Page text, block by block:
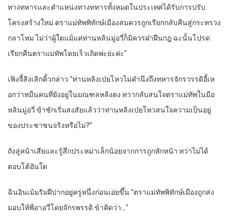
ทางทหารและตำแหน่งทางทหารทั้งหมดในประเทศได้รับการปรับ
โครงสร้างใหม่ ตราแม่ทัพพิทักษ์เมืองสมควรถูกเรียกกลับคืนสู่กระทรวง
กลาโหม ไม่ว่าผู้ใดแม้แต่ท่านหลินมู่อวี่ก็มิควรฝ่าฝืนกฎ ฉะนั้นโปรด
เรียกคืนตราแม่ทัพโดยเร็วเถิดพ่ะย่ะค่ะ”
เฟิงจี้สิงเลิกคิ้วกล่าว “ท่านหลิงเป่ยโหวไม่คำนึงถึงทหารจักรวรรดิอี้เห
อกว่าหมื่นคนที่ยังอยู่ในมณฑลหลิงตง ทว่ากลับสนใจตราแม่ทัพในมือ
หลินมู่อวี่ ข้าชักเริ่มสงสัยแล้วว่าท่านหลิงเป่ยโหวสนใจความเป็นอยู่
ของประชาชนจริงหรือไม่?”
ถังลู่หน้าเสียและรู้สึกประหม่าเล็กน้อยจากการถูกหักหน้า ทว่าไม่ได้
ตอบโต้อันใด
ฉินอินเม้มริมฝีปากอยู่ครู่หนึ่งก่อนเอ่ยขึ้น “ตราแม่ทัพพิทักษ์เมืองถูกส่ง
มอบให้พี่อาอวี่โดยจักรพรรดิ ข้าคิดว่า…”